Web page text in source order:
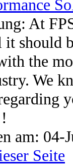
At
should
the
We
am:
Seite